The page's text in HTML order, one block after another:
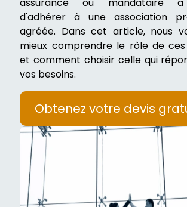
d'adhérer à une association
agréée. Dans cet article, nous
mieux comprendre le rôle de ces
et comment choisir celle qui
vos besoins.
Obtenez votre devis